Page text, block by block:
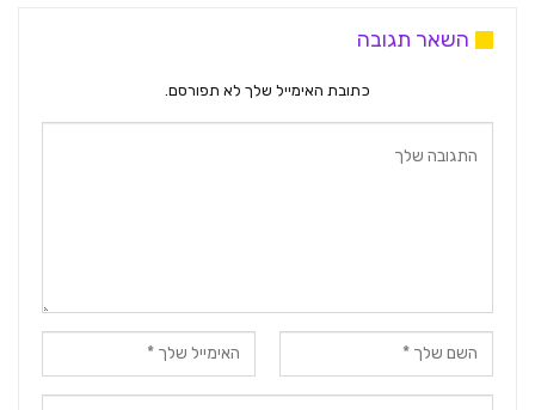
השאר תגובה
כתובת האימייל שלך לא תפורסם.